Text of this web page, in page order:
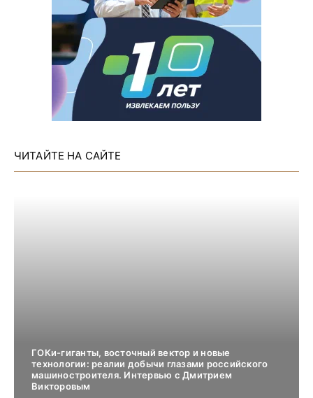
ЧИТАЙТЕ НА САЙТЕ
ГОКи-гиганты, восточный вектор и новые
технологии: реалии добычи глазами российского
машиностроителя. Интервью с Дмитрием
Викторовым